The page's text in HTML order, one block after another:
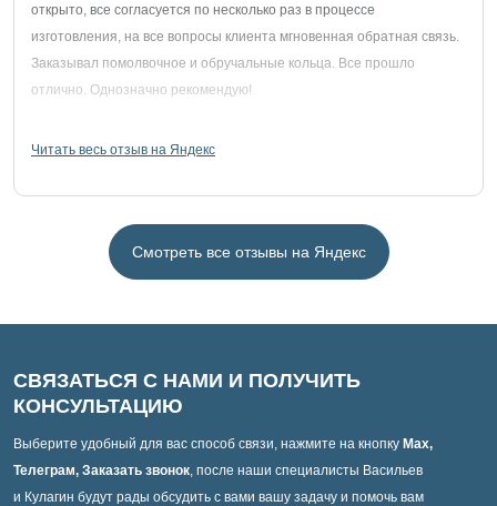
открыто, все согласуется по несколько раз в процессе
изготовления, на все вопросы клиента мгновенная обратная связь.
Заказывал помолвочное и обручальные кольца. Все прошло
отлично. Однозначно рекомендую!
Читать весь отзыв на Яндекс
Смотреть все отзывы на Яндекс
СВЯЗАТЬСЯ С НАМИ И ПОЛУЧИТЬ
КОНСУЛЬТАЦИЮ
Выберите удобный для вас способ связи, нажмите на кнопку Max,
Телеграм, Заказать звонок, после наши специалисты Васильев
и Кулагин будут рады обсудить с вами вашу задачу и помочь вам